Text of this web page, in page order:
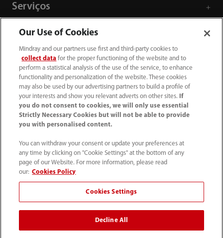
Serviços
Centro de mídia
Carreiras
Sobre nós
Our Use of Cookies
Mindray and our partners use first and third-party cookies to
collect data for the proper functioning of the website and to
perform a statistical analysis of the use of the service, to enhance
functionality and personalization of the website. These cookies
may also be used by our advertising partners to build a profile of
your interests and show you relevant adverts on other sites.
If
you do not consent to cookies, we will only use essential
Strictly Necessary Cookies but will not be able to provide
you with personalised content.
You can withdraw your consent or update your preferences at
any time by clicking on "Cookie Settings" at the bottom of any
page of our Website. For more information, please read
our: Cookies Policy
Cookies Settings
Decline All